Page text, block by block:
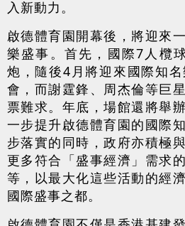
入新動力。
啟德體育園開幕後，將迎來
樂盛事。首先，國際7人欖
炮，隨後4月將迎來國際知
會，而謝霆鋒、周杰倫等巨
票難求。年底，場館還將舉
一步提升啟德體育園的國際
步落實的同時，政府亦積極
更多符合「盛事經濟」需求
等，以最大化這些活動的經
國際盛事之都。